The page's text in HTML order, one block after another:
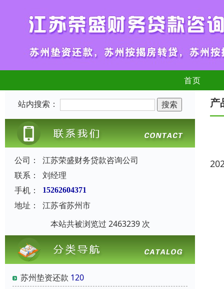
首页
站内搜索：
公司：
江苏荣盛财务贷款咨询公司
联系：
刘经理
手机：
15262604371
地址：
江苏省苏州市
本站共被浏览过 2463239 次
苏州垫资还款 120
产